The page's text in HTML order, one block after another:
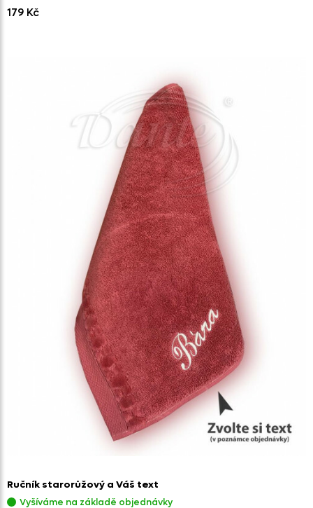
179 Kč
Ručník starorůžový a Váš text
Vyšíváme na základě objednávky